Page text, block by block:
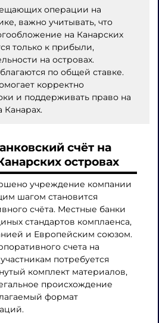
операции на
важно учитывать, что
на Канарских
только к прибыли,
на островах.
по общей ставке.
корректно
и поддерживать право на
Канарах.
счёт на
островах
учреждение компании
шагом становится
счёта. Местные банки
стандартов комплаенса,
и Европейским союзом.
счета на
потребуется
комплект материалов,
происхождение
формат